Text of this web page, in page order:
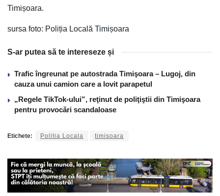
Timișoara.
sursa foto: Poliția Locală Timișoara
S-ar putea să te intereseze și
Trafic îngreunat pe autostrada Timişoara – Lugoj, din
cauza unui camion care a lovit parapetul
„Regele TikTok-ului”, reţinut de poliţiştii din Timişoara
pentru provocări scandaloase
Etichete: Politia Locala timisoara